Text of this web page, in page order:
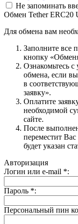
Не запоминать
Обмен Tether ERC20
Для обмена вам
Заполните все
кнопку
Ознакомьтесь с
обмена, если
в
заявку».
Оплатите
необходимой
сайте.
После
переместит
будет указан
Авторизация
Логин или e-mail *:
Пароль *:
Персональный пин